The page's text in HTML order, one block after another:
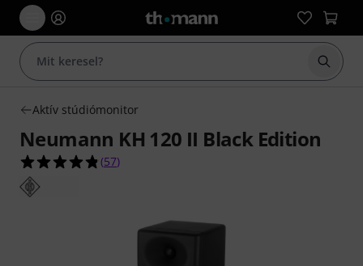
Aktív stúdiómonitor
Neumann KH 120 II Black Edition
4.8/5 csillag, összesen 57 értékelés alapján
(57)